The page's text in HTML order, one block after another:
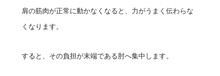
肩の筋肉が正常に動かなくなると、力がうまく伝わらな
くなります。
すると、その負担が末端である肘へ集中します。